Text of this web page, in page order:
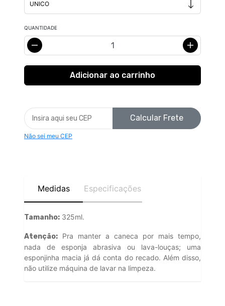
QUANTIDADE
Calcular Frete
Não sei meu CEP
Medidas Especificações
Tamanho: 325ml.
Atenção: Pra manter a caneca por mais tempo,
nada de esponja abrasiva ou lava-louças; uma
esponjinha macia já dá conta do recado. Além disso,
não utilize máquina de lavar na limpeza.